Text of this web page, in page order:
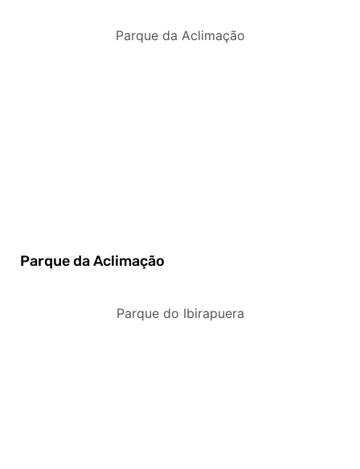
Parque da Aclimação
Parque da Aclimação
Parque do Ibirapuera